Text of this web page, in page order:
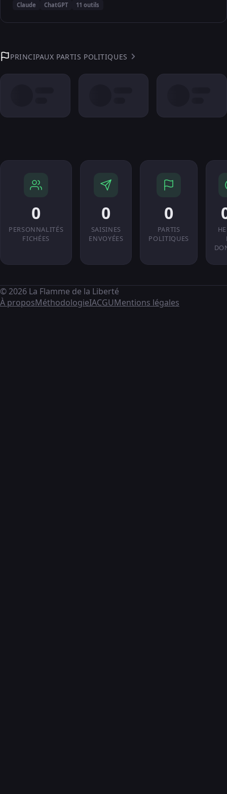
Claude ChatGPT 11 outils
PRINCIPAUX PARTIS POLITIQUES
0
PERSONNALITÉS
FICHÉES
0
SAISINES
ENVOYÉES
0
PARTIS
POLITIQUES
© 2026 La Flamme de la Liberté
À proposMéthodologieIACGUMentions légales